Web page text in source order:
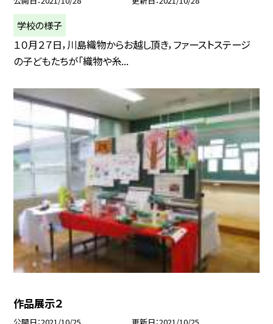
学校の様子
１０月２７日，川島織物からお越し頂き，ファーストステージ
の子どもたちが「織物や糸...
作品展示２
公開日 2021/10/25 更新日 2021/10/25